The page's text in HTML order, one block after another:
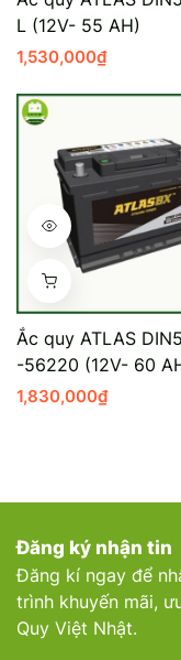
L (12V- 55 AH)
1,530,000₫
Ắc quy ATLAS
-56220 (12V- 60
1,830,000₫
Đăng ký nhận tin
Đăng kí ngay để
trình khuyến mãi,
Quy Việt Nhật.